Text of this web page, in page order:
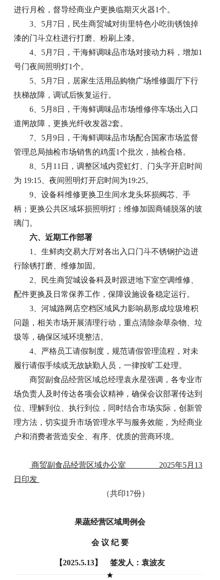
进行月检，督导经商业户更换临期灭火器1个。
3、5月7日，民生商贸城对街里特色小吃街锈蚀掉
漆的门斗立柱进行打磨、粉刷上漆。
4、5月7日，干海鲜调味品市场对接动力科，增加1
号门夜间照明灯1个。
5、5月7日，居家生活用品购物广场维修圆厅下行
扶梯故障，调试后恢复运行。
6、5月8日，干海鲜调味品市场维修停车场出入口
道闸故障，更换光纤收发器2套。
7、5月9日，干海鲜调味品市场配合国家市场监督
管理总局抽检市场销售的鸡蛋1个批次，抽检合格。
8、5月11日，调整区域内霓虹灯、门头字开启时间
为 19:15、夜间照明灯开启时间为19:25。
9、设备科维修更换卫生间水龙头坏损阀芯、手
柄；更换公共区域坏损照明灯；维修加固商铺脱落的玻
璃门。
六、近期工作部署
1、生鲜肉交易大厅对各出入口门斗不锈钢护边进
行除锈打磨、维修加固。
2、民生商贸城设备科及时跟进地下室空调维修、
配件更换及日常保养工作，保障设施设备稳定运行。
3、河城路网店空档区域风力影响易形成垃圾堆积
问题，相关市场开展清理行动，重点清除杂草杂物、垃
圾等，确保区域环境整洁。
4、严格员工请假制度，规范请假管理流程，对未
履行请假手续或无故缺勤人员，一律按旷工处理。
商贸副食品经营区域总经理袁永星强调，各专业市
场负责人及时传达各项会议精神，确保会议部署传达到
位、理解到位、执行到位，同时结合市场实际，创新管
理方法，切实提升市场管理水平与服务效能，为经商业
户和消费者营造安全、有序、优质的营商环境。
商贸副食品经营区域办公室 2025年5月13
日印发
（共印17份）
果蔬经营区域周例会
会 议 纪 要
【2025.5.13】 签发人：袁波友